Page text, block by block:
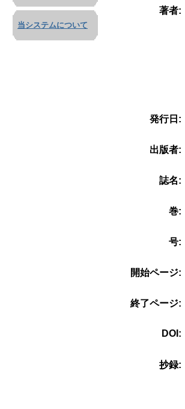
当システムについて
著者:
発行日:
出版者:
誌名:
巻:
号:
開始ページ:
終了ページ:
DOI:
抄録: